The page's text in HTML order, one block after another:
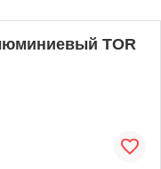
TOR